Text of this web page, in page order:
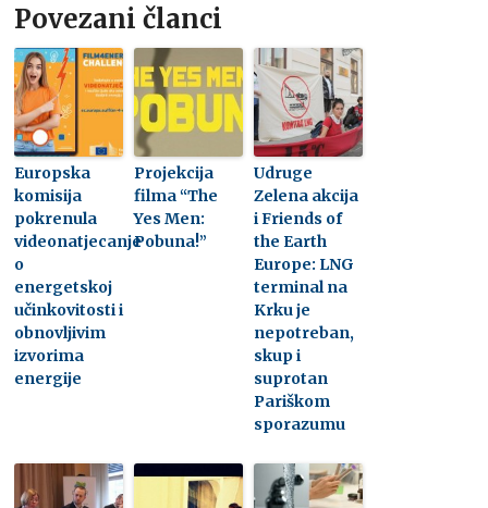
Povezani članci
Europska
komisija
pokrenula
videonatjecanje
o
energetskoj
učinkovitosti i
obnovljivim
izvorima
energije
Projekcija
filma “The
Yes Men:
Pobuna!”
Udruge
Zelena akcija
i Friends of
the Earth
Europe: LNG
terminal na
Krku je
nepotreban,
skup i
suprotan
Pariškom
sporazumu